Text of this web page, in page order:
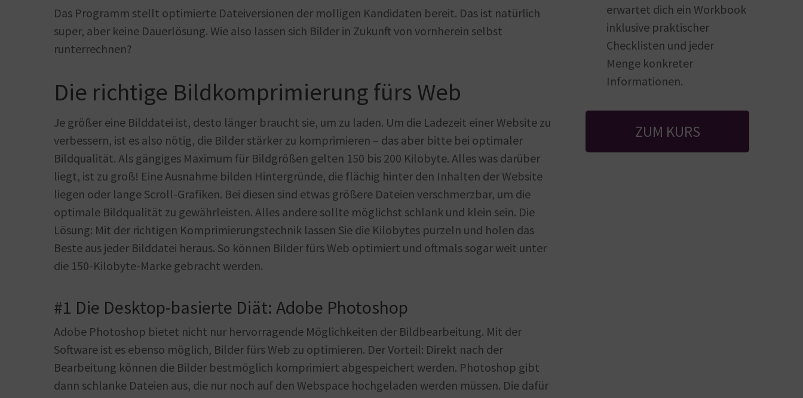
Das Programm stellt optimierte Dateiversionen der molligen Kandidaten bereit. Das ist natürlich
super, aber keine Dauerlösung. Wie also lassen sich Bilder in Zukunft von vornherein selbst
runterrechnen?
Die richtige Bildkomprimierung fürs Web
Je größer eine Bilddatei ist, desto länger braucht sie, um zu laden. Um die Ladezeit einer Website zu
verbessern, ist es also nötig, die Bilder stärker zu komprimieren – das aber bitte bei optimaler
Bildqualität. Als gängiges Maximum für Bildgrößen gelten 150 bis 200 Kilobyte. Alles was darüber
liegt, ist zu groß! Eine Ausnahme bilden Hintergründe, die flächig hinter den Inhalten der Website
liegen oder lange Scroll-Grafiken. Bei diesen sind etwas größere Dateien verschmerzbar, um die
optimale Bildqualität zu gewährleisten. Alles andere sollte möglichst schlank und klein sein. Die
Lösung: Mit der richtigen Komprimierungstechnik lassen Sie die Kilobytes purzeln und holen das
Beste aus jeder Bilddatei heraus. So können Bilder fürs Web optimiert und oftmals sogar weit unter
die 150-Kilobyte-Marke gebracht werden.
#1 Die Desktop-basierte Diät: Adobe Photoshop
Adobe Photoshop bietet nicht nur hervorragende Möglichkeiten der Bildbearbeitung. Mit der
Software ist es ebenso möglich, Bilder fürs Web zu optimieren. Der Vorteil: Direkt nach der
Bearbeitung können die Bilder bestmöglich komprimiert abgespeichert werden. Photoshop gibt
dann schlanke Dateien aus, die nur noch auf den Webspace hochgeladen werden müssen. Die dafür
erwartet dich ein Workbook
inklusive praktischer
Checklisten und jeder
Menge konkreter
Informationen.
ZUM KURS